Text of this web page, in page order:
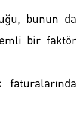
bunun da
bir faktör